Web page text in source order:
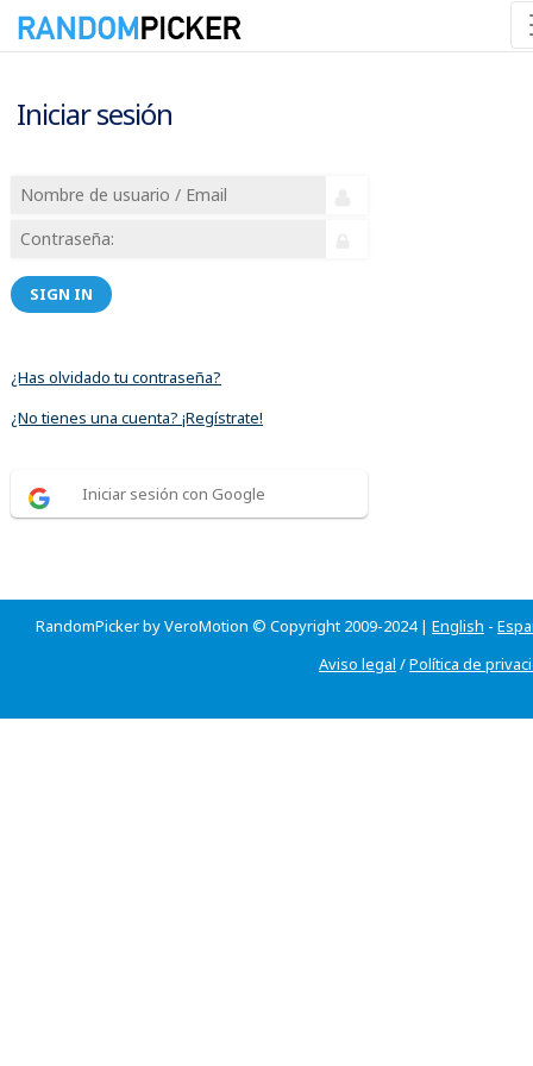
Iniciar sesión
SIGN IN
¿Has olvidado tu contraseña?
¿No tienes una cuenta? ¡Regístrate!
Iniciar sesión con Google
RandomPicker by VeroMotion © Copyright 2009-2024 | English -
Aviso legal /Política de